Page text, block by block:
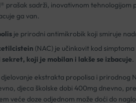
prašak sadrži, inovativnom
ga van.
je prirodni antimikrobik koji smiruje
(NAC) je učinkovit kod
koji je mobilan i lakše se izbacuje.
ekstrakta propolisa i prirodnog
djeca školske dobi 400mg dnevno,
veće doze odjednom može doći do